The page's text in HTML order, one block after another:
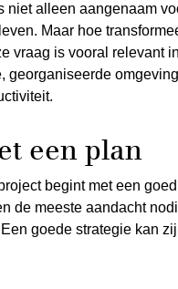
niet alleen aangenaam
Maar hoe
vraag is vooral relevant
georganiseerde
een plan
begint met een
de meeste aandacht
goede strategie kan